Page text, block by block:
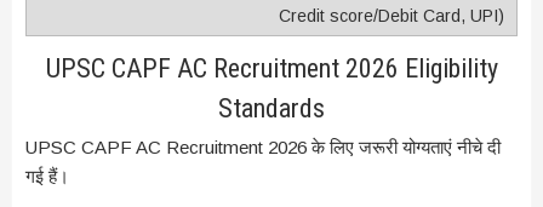
Credit score/Debit Card, UPI)
UPSC CAPF AC Recruitment 2026 Eligibility
Standards
UPSC CAPF AC Recruitment 2026 के लिए जरूरी योग्यताएं नीचे दी
गई हैं।